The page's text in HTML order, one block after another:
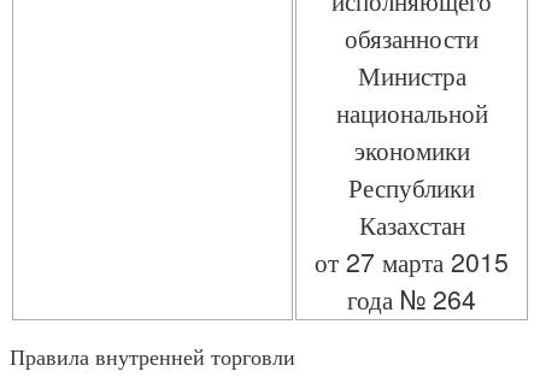
обязанности
Министра
национальной
экономики
Республики
Казахстан
от 27 марта 2015
года № 264
Правила внутренней торговли